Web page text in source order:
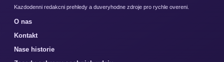
Kazdodenni redakcni prehledy a duveryhodne zdroje pro rychle overeni.
O nas
Kontakt
Nase historie